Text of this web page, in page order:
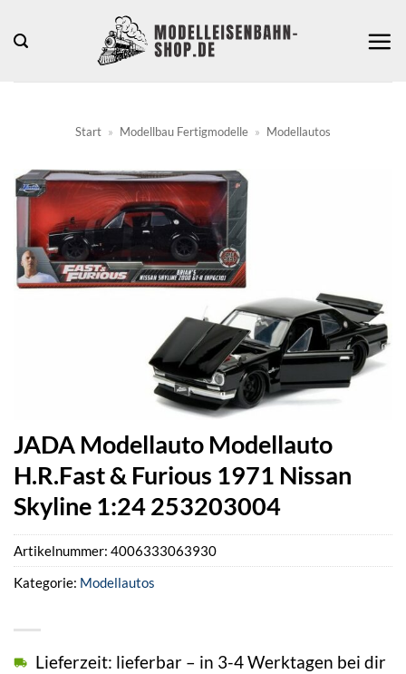
Inhalt
Start » Modellbau Fertigmodelle » Modellautos
JADA Modellauto Modellauto
H.R.Fast & Furious 1971 Nissan
Skyline 1:24 253203004
Lieferzeit: lieferbar – in 3-4 Werktagen bei dir
Artikelnummer: 4006333063930
Kategorie: Modellautos